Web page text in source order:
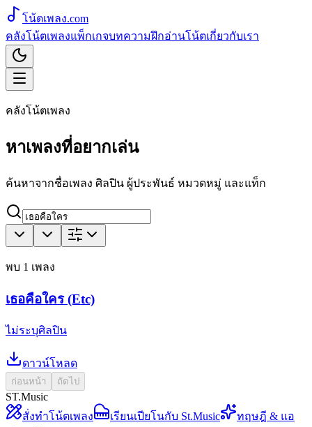
โน้ตเพลง.com
คลังโน้ตเพลงแพ็กเกจบทความฝึกอ่านโน้ตเกี่ยวกับเรา
คลังโน้ตเพลง
หาเพลงที่อยากเล่น
ค้นหาจากชื่อเพลง ศิลปิน ผู้ประพันธ์ หมวดหมู่ และแท็ก
พบ 1 เพลง
เธอคือใคร (Etc)
ไม่ระบุศิลปิน
ดาวน์โหลด
ก่อนหน้า ถัดไป
ST.Music
สั่งทำโน้ตเพลง
เรียนเปียโนกับ St.Music
ทฤษฎี & แอ